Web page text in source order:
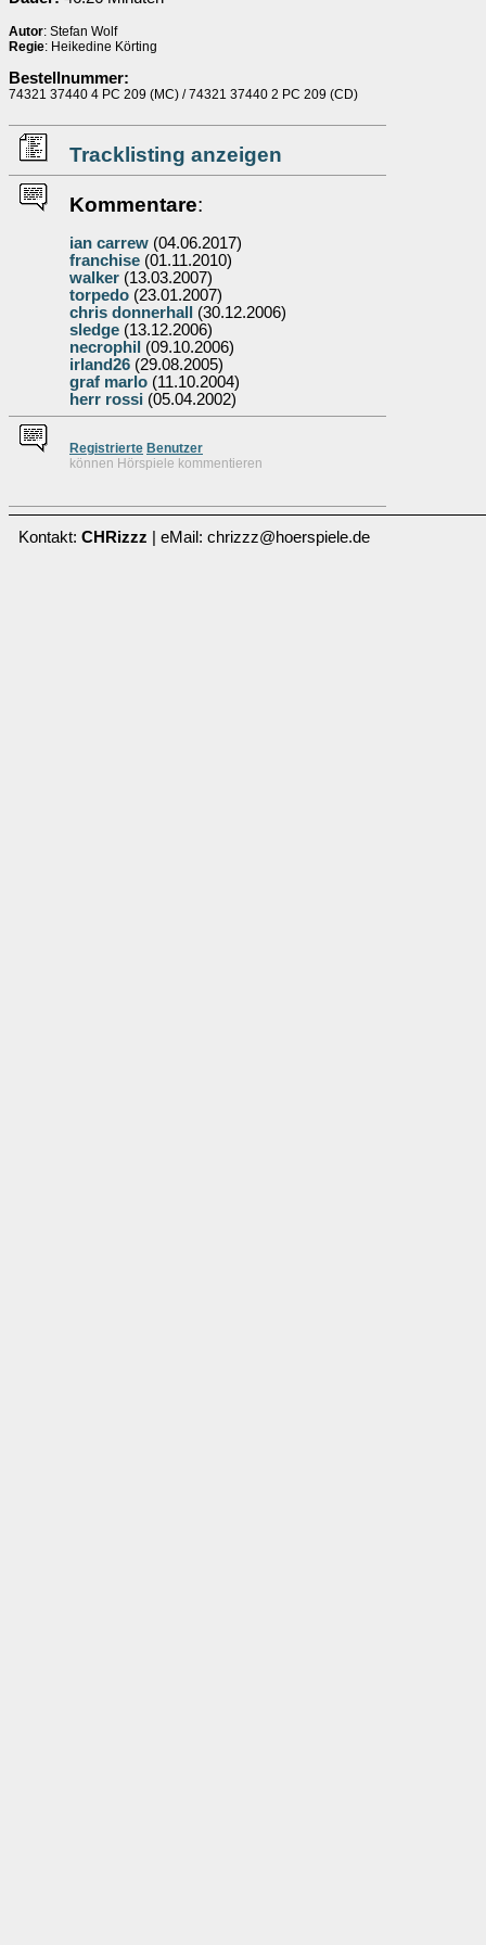
Autor: Stefan Wolf
Regie: Heikedine Körting
Bestellnummer:
74321 37440 4 PC 209 (MC) / 74321 37440 2 PC 209 (CD)
Tracklisting anzeigen
Kommentare:
ian carrew (04.06.2017)
franchise (01.11.2010)
walker (13.03.2007)
torpedo (23.01.2007)
chris donnerhall
(30.12.2006)
sledge (13.12.2006)
necrophil (09.10.2006)
irland26 (29.08.2005)
graf marlo (11.10.2004)
herr rossi (05.04.2002)
Registrierte Benutzer
können Hörspiele kommentieren
Kontakt: CHRizzz | eMail: chrizzz@hoerspiele.de